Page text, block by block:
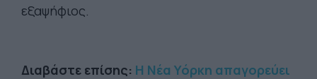
εξαψήφιος.
Διαβάστε επίσης: Η Νέα Υόρκη απαγορεύει